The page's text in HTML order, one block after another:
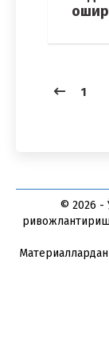
1
© 2026 -
ривожлантириш